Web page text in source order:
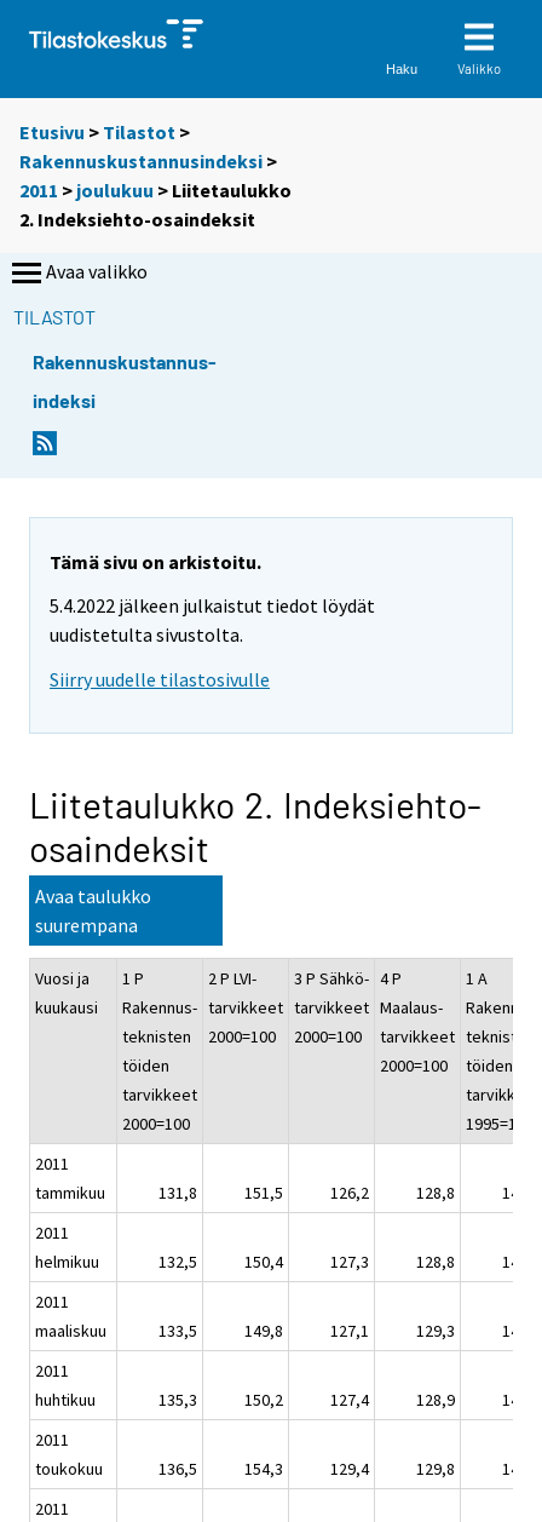
Haku Valikko
Etusivu > Tilastot >
Rakennuskustannusindeksi >
2011 > joulukuu > Liitetaulukko
2. Indeksiehto-osaindeksit
Avaa valikko
TILASTOT
Rakennuskustannus-
indeksi
Tämä sivu on arkistoitu.
5.4.2022 jälkeen julkaistut tiedot löydät
uudistetulta sivustolta.
Siirry uudelle tilastosivulle
Liitetaulukko 2. Indeksiehto-
osaindeksit
Avaa taulukko
suurempana
Vuosi ja
kuukausi
1 P
Rakennus-
teknisten
töiden
tarvikkeet
2000=100
2 P LVI-
tarvikkeet
2000=100
3 P Sähkö-
tarvikkeet
2000=100
4 P
Maalaus-
tarvikkeet
2000=100
1 A
Rakennus-
teknisten
töiden
tarvikkeet
1995=100
2011
tammikuu
131,8 151,5 126,2 128,8
141,9
2011
helmikuu
132,5 150,4 127,3 128,8
142,6
2011
maaliskuu
133,5 149,8 127,1 129,3
143,7
2011
huhtikuu
135,3 150,2 127,4 128,9
145,6
2011
toukokuu
136,5 154,3 129,4 129,8
146,9
2011